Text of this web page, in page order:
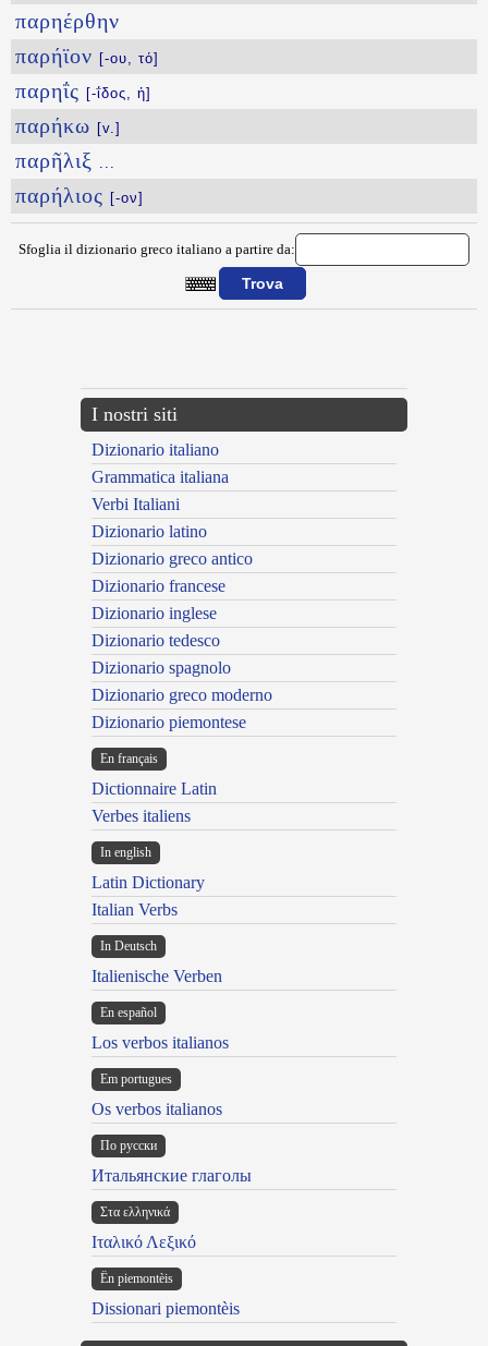
παρηέρθην
παρήϊον [-ου, τό]
παρηΐς [-ΐδος, ἡ]
παρήκω [v.]
παρῆλιξ ...
παρήλιος [-ον]
Sfoglia il dizionario greco italiano a partire da:
I nostri siti
Dizionario italiano
Grammatica italiana
Verbi Italiani
Dizionario latino
Dizionario greco antico
Dizionario francese
Dizionario inglese
Dizionario tedesco
Dizionario spagnolo
Dizionario greco moderno
Dizionario piemontese
En français
Dictionnaire Latin
Verbes italiens
In english
Latin Dictionary
Italian Verbs
In Deutsch
Italienische Verben
En español
Los verbos italianos
Em portugues
Os verbos italianos
По русски
Итальянские глаголы
Στα ελληνικά
Ιταλικό Λεξικό
Ën piemontèis
Dissionari piemontèis